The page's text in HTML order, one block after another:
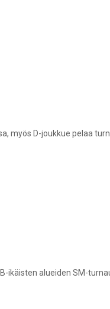
myös D-joukkue pelaa
alueiden SM-